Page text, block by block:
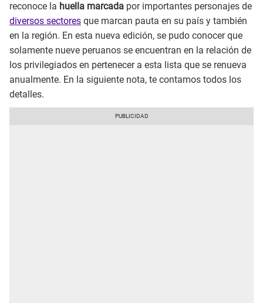
reconoce la huella marcada por importantes personajes de
diversos sectores que marcan pauta en su país y también
en la región. En esta nueva edición, se pudo conocer que
solamente nueve peruanos se encuentran en la relación de
los privilegiados en pertenecer a esta lista que se renueva
anualmente. En la siguiente nota, te contamos todos los
detalles.